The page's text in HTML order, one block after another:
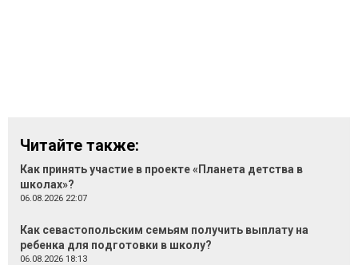
Читайте также:
Как принять участие в проекте «Планета детства в
школах»?
06.08.2026 22:07
Как севастопольским семьям получить выплату на
ребенка для подготовки в школу?
06.08.2026 18:13